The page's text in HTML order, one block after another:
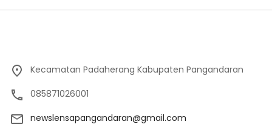
Kecamatan Padaherang Kabupaten Pangandaran
085871026001
newslensapangandaran@gmail.com